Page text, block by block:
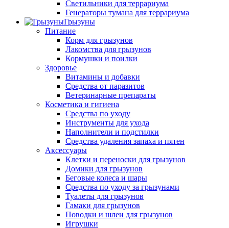
Светильники для террариума
Генераторы тумана для террариума
Грызуны
Питание
Корм для грызунов
Лакомства для грызунов
Кормушки и поилки
Здоровье
Витамины и добавки
Средства от паразитов
Ветеринарные препараты
Косметика и гигиена
Средства по уходу
Инструменты для ухода
Наполнители и подстилки
Средства удаления запаха и пятен
Аксессуары
Клетки и переноски для грызунов
Домики для грызунов
Беговые колеса и шары
Средства по уходу за грызунами
Туалеты для грызунов
Гамаки для грызунов
Поводки и шлеи для грызунов
Игрушки